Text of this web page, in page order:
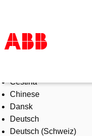
Products & Solutions
Industries
Services
About us
Where to buy
Čeština
Chinese
Dansk
Deutsch
Deutsch (Schweiz)